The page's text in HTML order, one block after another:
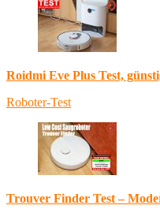
Roidmi Eve Plus Test,
Roboter-Test
Trouver Finder Test –